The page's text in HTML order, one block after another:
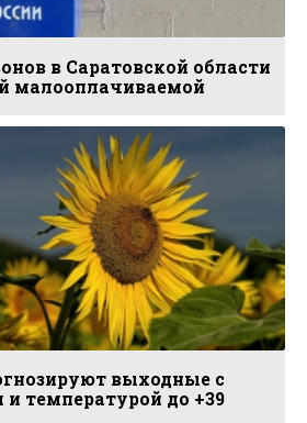
в Саратовской области
малооплачиваемой
выходные с
температурой до +39